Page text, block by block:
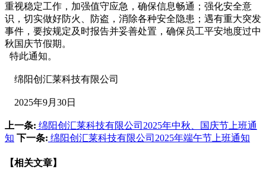
重视稳定工作，加强值守应急，确保信息畅通；强化安全意
识，切实做好防火、防盗，消除各种安全隐患；遇有重大突发
事件，要按规定及时报告并妥善处置，确保员工平安地度过中
秋国庆节假期。
特此通知。
绵阳创汇莱科技有限公司
2025年9月30日
上一条: 绵阳创汇莱科技有限公司2025年中秋、国庆节上班通
知 下一条: 绵阳创汇莱科技有限公司2025年端午节上班通知
【相关文章】